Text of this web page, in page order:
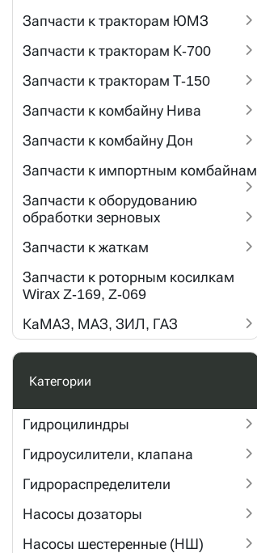
Запчасти к тракторам ЮМЗ
Запчасти к тракторам К-700
Запчасти к тракторам Т-150
Запчасти к комбайну Нива
Запчасти к комбайну Дон
Запчасти к импортным комбайнам
Запчасти к оборудованию
обработки зерновых
Запчасти к жаткам
Запчасти к роторным косилкам
Wirax Z-169, Z-069
КаМАЗ, МАЗ, ЗИЛ, ГАЗ
Категории
Гидроцилиндры
Гидроусилители, клапана
Гидрораспределители
Насосы дозаторы
Насосы шестеренные (НШ)